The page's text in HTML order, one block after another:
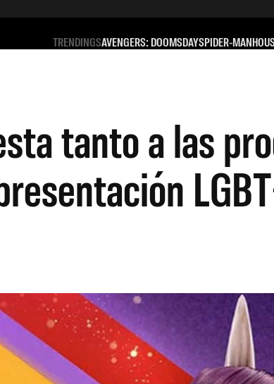
TRENDINGSAVENGERS: DOOMSDAYSPIDER-MAN
tanto a las